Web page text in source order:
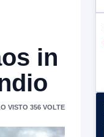
in
VISTO 356 VOLTE